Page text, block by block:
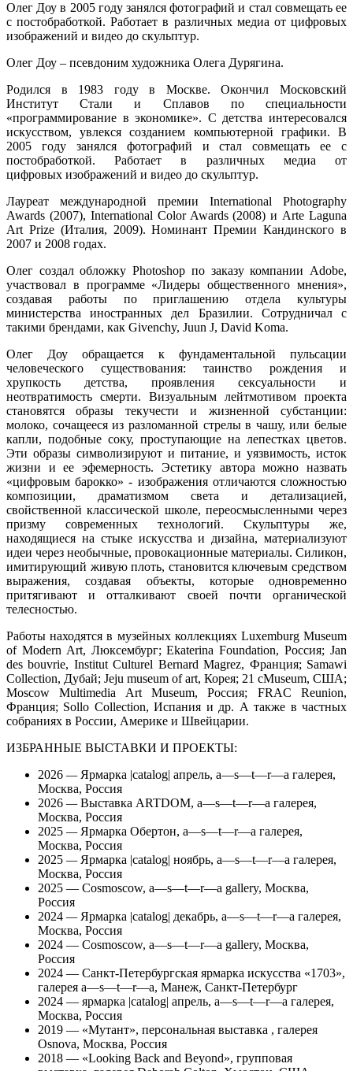
Олег Доу в 2005 году занялся фотографий и стал совмещать ее
с постобработкой. Работает в различных медиа от цифровых
изображений и видео до скульптур.
Олег Доу – псевдоним художника Олега Дурягина.
Родился в 1983 году в Москве. Окончил Московский
Институт Стали и Сплавов по специальности
«программирование в экономике». С детства интересовался
искусством, увлекся созданием компьютерной графики. В
2005 году занялся фотографий и стал совмещать ее с
постобработкой. Работает в различных медиа от
цифровых изображений и видео до скульптур.
Лауреат международной премии International Photography
Awards (2007), International Color Awards (2008) и Arte Laguna
Art Prize (Италия, 2009). Номинант Премии Кандинского в
2007 и 2008 годах.
Олег создал обложку Photoshop по заказу компании Adobe,
участвовал в программе «Лидеры общественного мнения»,
создавая работы по приглашению отдела культуры
министерства иностранных дел Бразилии. Сотрудничал с
такими брендами, как Givenchy, Juun J, David Koma.
Олег Доу обращается к фундаментальной пульсации
человеческого существования: таинство рождения и
хрупкость детства, проявления сексуальности и
неотвратимость смерти. Визуальным лейтмотивом проекта
становятся образы текучести и жизненной субстанции:
молоко, сочащееся из разломанной стрелы в чашу, или белые
капли, подобные соку, проступающие на лепестках цветов.
Эти образы символизируют и питание, и уязвимость, исток
жизни и ее эфемерность. Эстетику автора можно назвать
«цифровым барокко» - изображения отличаются сложностью
композиции, драматизмом света и детализацией,
свойственной классической школе, переосмысленными через
призму современных технологий. Скульптуры же,
находящиеся на стыке искусства и дизайна, материализуют
идеи через необычные, провокационные материалы. Силикон,
имитирующий живую плоть, становится ключевым средством
выражения, создавая объекты, которые одновременно
притягивают и отталкивают своей почти органической
телесностью.
Работы находятся в музейных коллекциях Luxemburg Museum
of Modern Art, Люксембург; Ekaterina Foundation, Россия; Jan
des bouvrie, Institut Culturel Bernard Magrez, Франция; Samawi
Collection, Дубай; Jeju museum of art, Корея; 21 cMuseum, США;
Moscow Multimedia Art Museum, Россия; FRAC Reunion,
Франция; Sollo Collection, Испания и др. А также в частных
собраниях в России, Америке и Швейцарии.
ИЗБРАННЫЕ ВЫСТАВКИ И ПРОЕКТЫ:
2026 — Ярмарка |catalog| апрель, a—s—t—r—a галерея,
Москва, Россия
2026 —Выставка ARTDOM, a—s—t—r—a галерея,
Москва, Россия
2025 —Ярмарка Обертон, a—s—t—r—a галерея,
Москва, Россия
2025 — Ярмарка |catalog| ноябрь, a—s—t—r—a галерея,
Москва, Россия
2025 — Cosmoscow, a—s—t—r—a gallery, Москва,
Россия
2024 — Ярмарка |catalog| декабрь, a—s—t—r—a галерея,
Москва, Россия
2024 — Cosmoscow, a—s—t—r—a gallery, Москва,
Россия
2024 — Санкт-Петербургская ярмарка искусства «1703»,
галерея a—s—t—r—a, Манеж, Санкт-Петербург
2024 — ярмарка |catalog| апрель, a—s—t—r—a галерея,
Москва, Россия
2019 — «Мутант», персональная выставка , галерея
Osnova, Москва, Россия
2018 — «Looking Back and Beyond», групповая